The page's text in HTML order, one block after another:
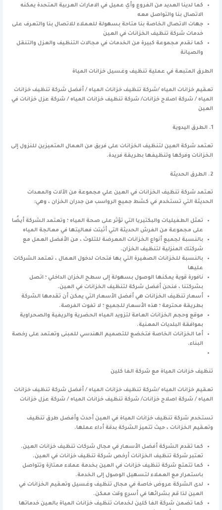
كما لدينا العديد من الفروع وأي عميل في الامارات العربية المتحدة يمكنه
الاتصال بنا والتواصل معه
جهات الاتصال الخاصة بنا متاحة بسهولة للعملاء للاتصال بنا والتعرف على
خدمات شركة تنظيف الخزانات في العين
كما نقدم مجموعة كبيرة من الخدمات في مجالات التنظيف والعزل والتنقل
والصيانة
الطرق المتبعة في عملية تنظيف وغسيل خزانات المياة
تعقيم خزانات المياه /شركة تنظيف خزانات المياه / أفضل شركة تنظيف خزانات
المياه / شركة اصلاح خزانات/ شركة تنظيف خزانات المياه / شركة عزل خزانات في
العين
1. الطرق اليدوية
تعتمد شركة العين لتنظيف الخزانات على فريق من العمال المتميزين للنزول إلى
الخزانات وفركها وتنظيفها بطريقة فريدة.
2. الطرق الحديثة
تعتمد شركة تنظيف الخزانات في العين علي مجموعة من الآلات والمعدات
الحديثة التي تستخدم في كشط جميع الرواسب من جدران الخزان ، وهي:
تمثل الطفيليات والبكتيريا التي تؤثر على صحة المياه ؛ وتعتمد الشركة أيضًا
على مجموعة من الفرش الحديثة التي أثبتت فعاليتها في معالجة المياه
بالنسبة لجميع أنواع الخزانات المعرضة للتلوث ، من الأفضل العمل مع
شركتك المنزلية لتنظيف الخزان.
بالنسبة للخزانات الصغيرة التي بها فتحات لدخول العمال ، تعتمد الشركات
عليها
نافورة قوية يمكنها الوصول بسهولة إلى سطح الخزان الداخلي ؛ اتصل
بشركتنا ، فنحن أفضل شركة لتنظيف الخزانات في العين.
أسعار تنظيف الخزانات هي أفضل الأسعار التي يمكن أن تقدمها الشركة
بطريقة محترمة ؛ هذه الأسعار للجميع ؛ لا تفوت الفرصة.
موقع وحجم الخزانات العامة لتزويد المياه الحضرية والريفية والصحراوية
بموافقة البلديات المعنية.
أما الخزانات الخاصة فتخضع للتصميم الهندسي للمبنى وتعتمد على رخصة
البناء.
تنظيف خزانات المياة مع شركة الفا كلين
تعقيم خزانات المياه /شركة تنظيف خزانات المياه / أفضل شركة تنظيف خزانات
المياه / شركة اصلاح خزانات/ شركة تنظيف خزانات المياه / شركة عزل خزانات
تستخدم شركة تنظيف خزانات المياة في العين أحدث وأفضل طرق تنظيف
وتعقيم الخزانات ، حيث تتميز الشركة بدقة أداء عملها.
كما تقدم الشركة أفضل الأسعار في مجال شركات تنظيف خزانات العين.
تعتبر شركة تنظيف الخزانات أرخص شركة تنظيف خزانات في العين.
كما تتمتع شركة تنظيف خزانات في العين بخدمة عملاء ممتازة وتتواصل
باستمرار مع العملاء لتسهيل الوصول إلى الخدمة.
لدى الشركة عروض خاصة في مجال تنظيف وغسيل وتعقيم الخزانات في
العين لذا قم بشرائها في أسرع وقت ممكن.
كما تضمن شركة الفا كلين لخدمات تنظيف خزانات المياة بالعين خدماتها